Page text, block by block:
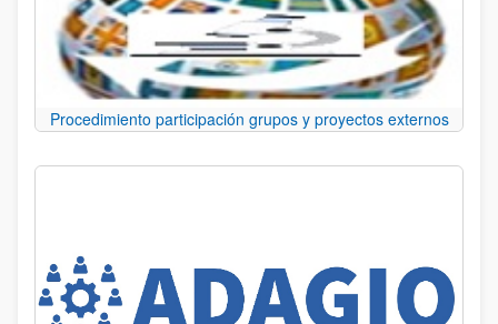
Procedimiento participación grupos y proyectos externos